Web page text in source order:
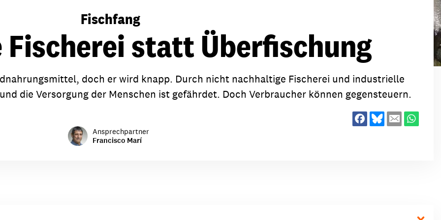
Armut
Frieden
Entwicklungszusammenarbeit
Zivilgesellschaft
Ehrenamt & Mitmachen
Regionale Kontakte
Projektmaterial
Fischfang
Fischerei statt Überfischung
doch er wird knapp. Durch nicht nachhaltige Fischerei und industrielle
die Versorgung der Menschen ist gefährdet. Doch Verbraucher können gegensteuern.
Ansprechpartner
Francisco Marí